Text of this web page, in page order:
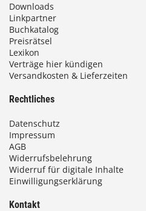
Downloads
Linkpartner
Buchkatalog
Preisrätsel
Lexikon
Verträge hier kündigen
Versandkosten & Lieferzeiten
Rechtliches
Datenschutz
Impressum
AGB
Widerrufsbelehrung
Widerruf für digitale Inhalte
Einwilligungserklärung
Kontakt